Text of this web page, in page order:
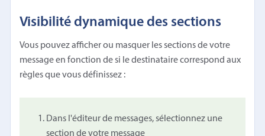
Visibilité dynamique des sections
Vous pouvez afficher ou masquer les sections de votre
message en fonction de si le destinataire correspond aux
règles que vous définissez :
Dans l'éditeur de messages, sélectionnez une
section de votre message